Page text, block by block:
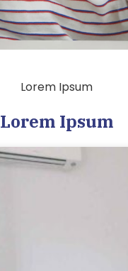
Lorem Ipsum
Lorem Ipsum